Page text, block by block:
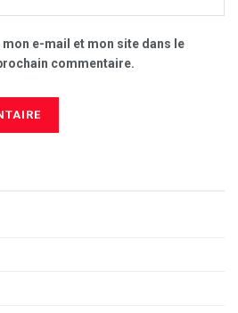
e-mail et mon site dans le
commentaire.